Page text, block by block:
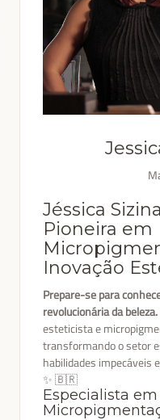
Jéssica Sizina
Pioneira em
Inovação
Prepare-se para
revolucionária da beleza.
esteticista e
transformando o setor
habilidades impecáveis
✨ 🇧🇷
Especialista em